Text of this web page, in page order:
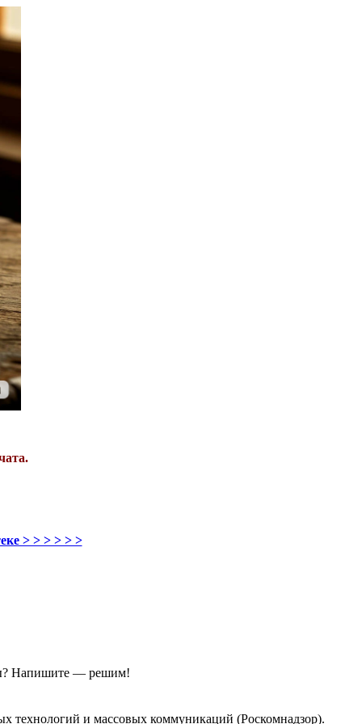
> > > > > >
Напишите — решим!
технологий и массовых коммуникаций (Роскомнадзор).